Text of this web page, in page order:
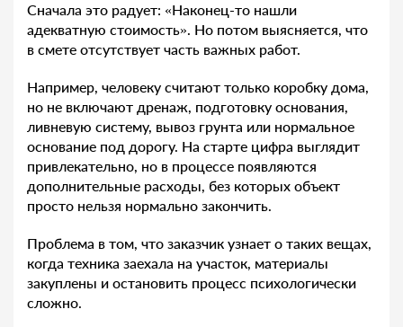
Сначала это радует: «Наконец-то нашли
адекватную стоимость». Но потом выясняется, что
в смете отсутствует часть важных работ.
Например, человеку считают только коробку дома,
но не включают дренаж, подготовку основания,
ливневую систему, вывоз грунта или нормальное
основание под дорогу. На старте цифра выглядит
привлекательно, но в процессе появляются
дополнительные расходы, без которых объект
просто нельзя нормально закончить.
Проблема в том, что заказчик узнает о таких вещах,
когда техника заехала на участок, материалы
закуплены и остановить процесс психологически
сложно.